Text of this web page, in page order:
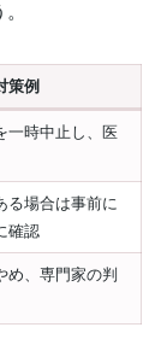
策例
一時中止し、医
る場合は事前に
確認
め、専門家の判